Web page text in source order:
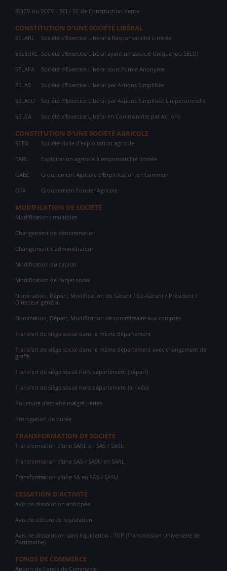
SCICV ou SCCV - SCI / SC de Construction Vente
CONSTITUTION D'UNE SOCIÉTÉ LIBÉRAL
SELARL Société d'Exercice Libéral à Responsabilité Limitée
SELEURL Société d'Exercice Libéral ayant un associé Unique (ou SELU)
SELAFA Société d'Exercice Libéral sous Forme Anonyme
SELAS Société d'Exercice Libéral par Actions Simplifiée
SELASU Société d'Exercice Libéral par Actions Simplifiée Unipersonnelle
SELCA Société d'Exercice Libéral en Commandite par Actions
CONSTITUTION D'UNE SOCIÉTÉ AGRICOLE
SCEA Société civile d'exploitation agricole
EARL Exploitation agricole à responsabilité limitée
GAEC Groupement Agricole d'Exploitation en Commun
GFA Groupement Foncier Agricole
MODIFICATION DE SOCIÉTÉ
Modifications multiples
Changement de dénomination
Changement d'administrateur
Modification du capital
Modification de l'objet social
Nomination, Départ, Modification du Gérant / Co-Gérant / Président /
Directeur général
Nomination, Départ, Modification de commissaire aux comptes
Transfert de siège social dans le même département
Transfert de siège social dans le même département avec changement de
greffe
Transfert de siège social hors département (départ)
Transfert de siège social hors département (arrivée)
Poursuite d'activité malgré pertes
Prorogation de durée
TRANSFORMATION DE SOCIÉTÉ
Transformation d'une SARL en SAS / SASU
Transformation d'une SAS / SASU en SARL
Transformation d'une SA en SAS / SASU
CESSATION D'ACTIVITÉ
Avis de dissolution anticipée
Avis de clôture de liquidation
Avis de dissolution sans liquidation - TUP (Transmission Universelle de
Patrimoine)
FONDS DE COMMERCE
Apport de Fonds de Commerce